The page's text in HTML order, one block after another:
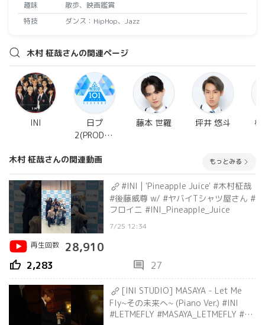
趣味
散歩、映画鑑賞
特技
ダンス：HipHop、Jazz
木村 柾哉さんの関連ページ
INI
日プ
2(PRODUC
JAPAN
SEASON2)
藤本 世羅 坪井 悠斗 枝
木村 柾哉さんの関連動画 もっとみる
#INI | 'Pineapple Juice' #木村柾哉
#後藤威尊 w/ #ヤバイTシャツ屋さん #
フロイニ #INI_Pineapple_Juice
7/25 12:34
再生回数
28,910
thumb_up 2,283 comment 27
[INI STUDIO] MASAYA - Let Me
Fly~その未来へ~ (Piano Ver.) #INI
#LETMEFLY #MASAYA_LETMEFLY #木